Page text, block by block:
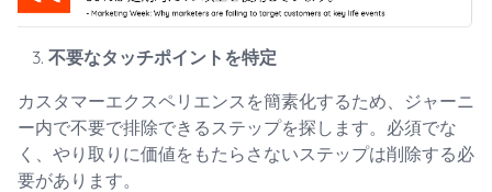
不要なタッチポイントを特定
カスタマーエクスペリエンスを簡素化するため、ジャーニ
ー内で不要で排除できるステップを探します。必須でな
く、やり取りに価値をもたらさないステップは削除する必
要があります。